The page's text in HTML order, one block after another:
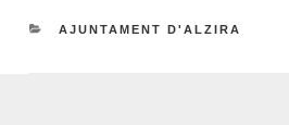
CATEGORIES
AJUNTAMENT D'ALZIRA